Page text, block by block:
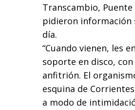
Transcambio,
pidieron información
día.
“Cuando vienen, les
soporte en disco,
anfitrión. El
esquina de
a modo de